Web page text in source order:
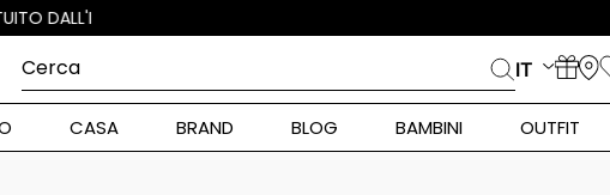
Cerca
FREQUENTI
Lauren
IT
CASA BRAND BLOG BAMBINI OUTFIT